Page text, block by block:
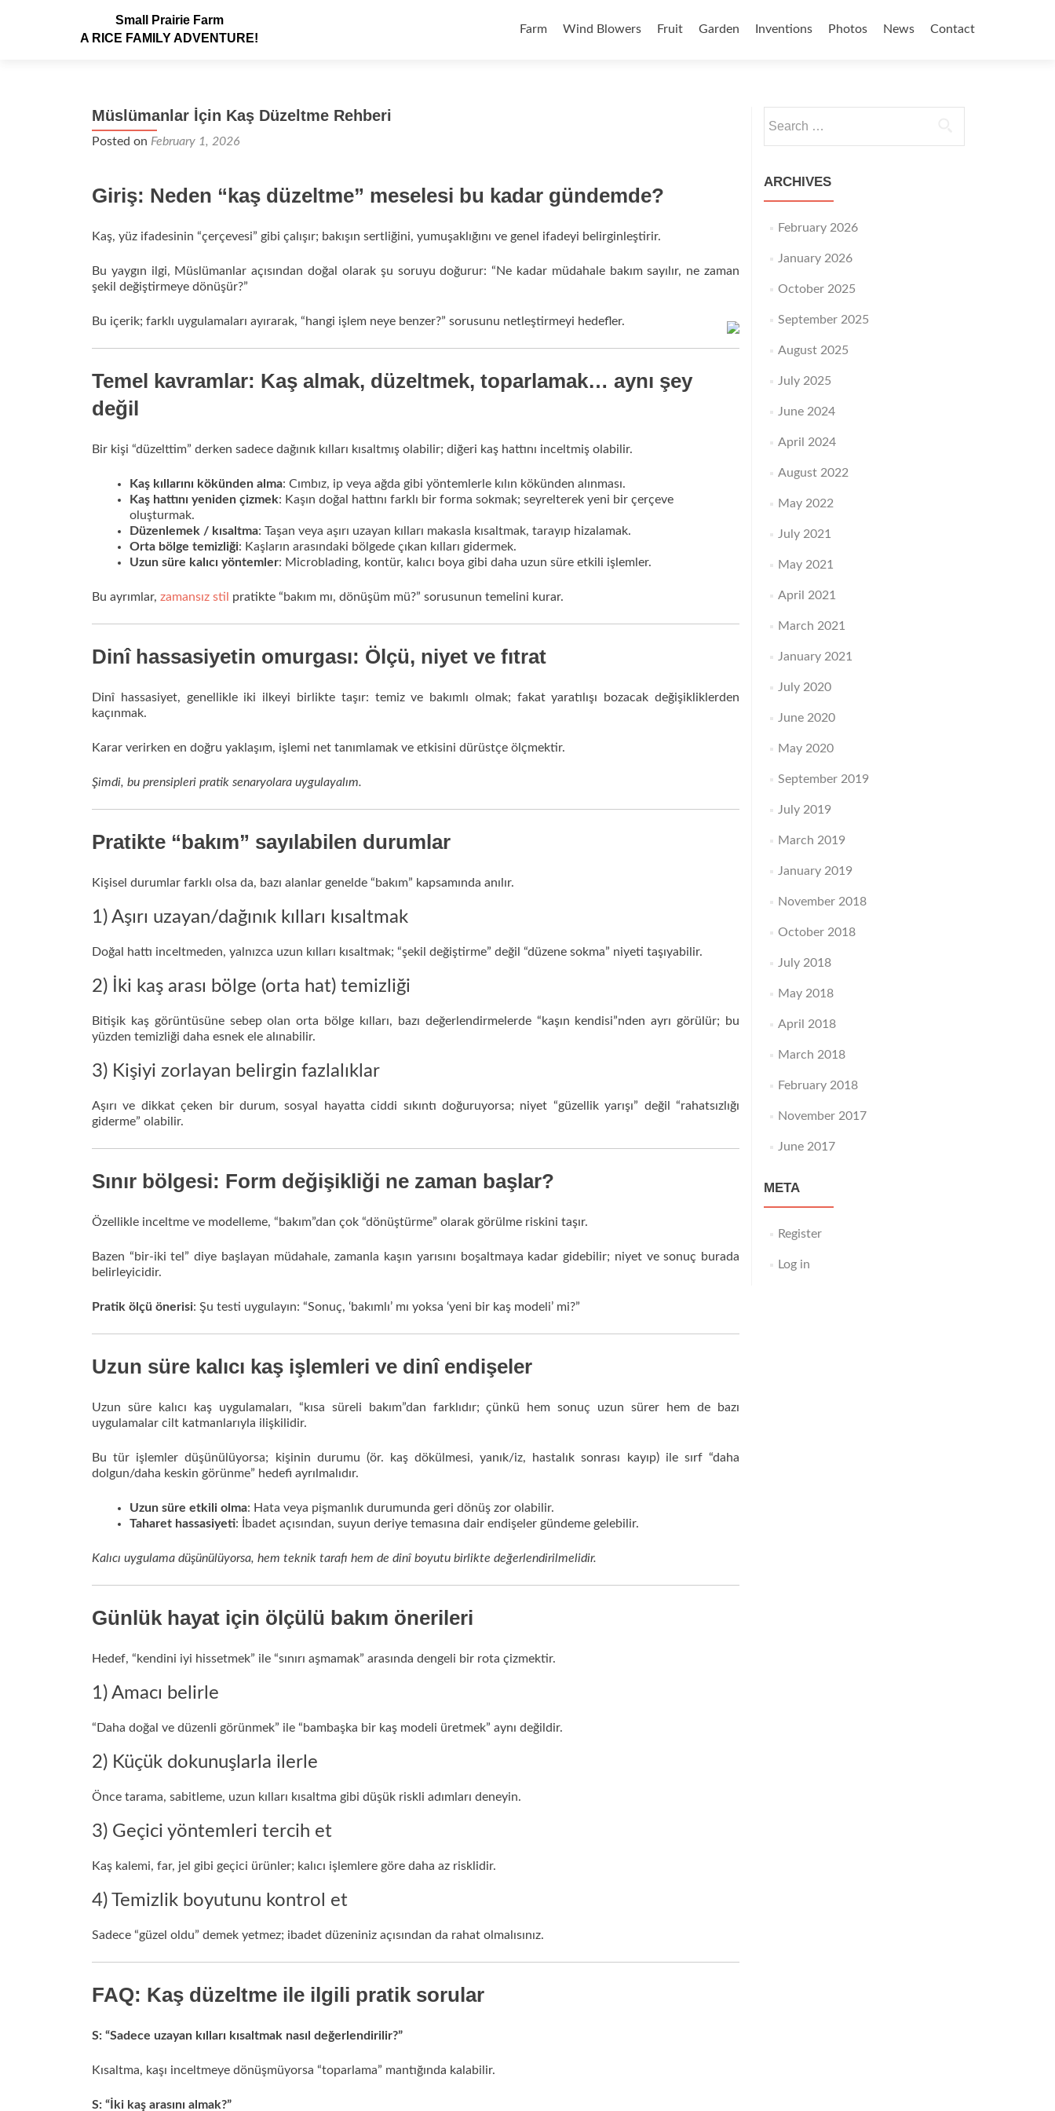
Small Prairie Farm
A RICE FAMILY ADVENTURE!
Farm
Wind Blowers Fruit Garden Inventions Photos News Contact
Müslümanlar İçin Kaş Düzeltme Rehberi
Posted on February 1, 2026
Giriş: Neden “kaş düzeltme” meselesi bu kadar gündemde?
Kaş, yüz ifadesinin “çerçevesi” gibi çalışır; bakışın sertliğini, yumuşaklığını ve genel ifadeyi belirginleştirir.
Bu yaygın ilgi, Müslümanlar açısından doğal olarak şu soruyu doğurur: “Ne kadar müdahale bakım sayılır, ne zaman
şekil değiştirmeye dönüşür?”
Bu içerik; farklı uygulamaları ayırarak, “hangi işlem neye benzer?” sorusunu netleştirmeyi hedefler.
Temel kavramlar: Kaş almak, düzeltmek, toparlamak… aynı şey
değil
Bir kişi “düzelttim” derken sadece dağınık kılları kısaltmış olabilir; diğeri kaş hattını inceltmiş olabilir.
Kaş kıllarını kökünden alma: Cımbız, ip veya ağda gibi yöntemlerle kılın kökünden alınması.
Kaş hattını yeniden çizmek: Kaşın doğal hattını farklı bir forma sokmak; seyrelterek yeni bir çerçeve
oluşturmak.
Düzenlemek / kısaltma: Taşan veya aşırı uzayan kılları makasla kısaltmak, tarayıp hizalamak.
Orta bölge temizliği: Kaşların arasındaki bölgede çıkan kılları gidermek.
Uzun süre kalıcı yöntemler: Microblading, kontür, kalıcı boya gibi daha uzun süre etkili işlemler.
Bu ayrımlar, zamansız stil pratikte “bakım mı, dönüşüm mü?” sorusunun temelini kurar.
Dinî hassasiyetin omurgası: Ölçü, niyet ve fıtrat
Dinî hassasiyet, genellikle iki ilkeyi birlikte taşır: temiz ve bakımlı olmak; fakat yaratılışı bozacak değişikliklerden
kaçınmak.
Karar verirken en doğru yaklaşım, işlemi net tanımlamak ve etkisini dürüstçe ölçmektir.
Şimdi, bu prensipleri pratik senaryolara uygulayalım.
Pratikte “bakım” sayılabilen durumlar
Kişisel durumlar farklı olsa da, bazı alanlar genelde “bakım” kapsamında anılır.
1) Aşırı uzayan/dağınık kılları kısaltmak
Doğal hattı inceltmeden, yalnızca uzun kılları kısaltmak; “şekil değiştirme” değil “düzene sokma” niyeti taşıyabilir.
2) İki kaş arası bölge (orta hat) temizliği
Bitişik kaş görüntüsüne sebep olan orta bölge kılları, bazı değerlendirmelerde “kaşın kendisi”nden ayrı görülür; bu
yüzden temizliği daha esnek ele alınabilir.
3) Kişiyi zorlayan belirgin fazlalıklar
Aşırı ve dikkat çeken bir durum, sosyal hayatta ciddi sıkıntı doğuruyorsa; niyet “güzellik yarışı” değil “rahatsızlığı
giderme” olabilir.
Sınır bölgesi: Form değişikliği ne zaman başlar?
Özellikle inceltme ve modelleme, “bakım”dan çok “dönüştürme” olarak görülme riskini taşır.
Bazen “bir-iki tel” diye başlayan müdahale, zamanla kaşın yarısını boşaltmaya kadar gidebilir; niyet ve sonuç burada
belirleyicidir.
Pratik ölçü önerisi: Şu testi uygulayın: “Sonuç, ‘bakımlı’ mı yoksa ‘yeni bir kaş modeli’ mi?”
Uzun süre kalıcı kaş işlemleri ve dinî endişeler
Uzun süre kalıcı kaş uygulamaları, “kısa süreli bakım”dan farklıdır; çünkü hem sonuç uzun sürer hem de bazı
uygulamalar cilt katmanlarıyla ilişkilidir.
Bu tür işlemler düşünülüyorsa; kişinin durumu (ör. kaş dökülmesi, yanık/iz, hastalık sonrası kayıp) ile sırf “daha
dolgun/daha keskin görünme” hedefi ayrılmalıdır.
Uzun süre etkili olma: Hata veya pişmanlık durumunda geri dönüş zor olabilir.
Taharet hassasiyeti: İbadet açısından, suyun deriye temasına dair endişeler gündeme gelebilir.
Kalıcı uygulama düşünülüyorsa, hem teknik tarafı hem de dinî boyutu birlikte değerlendirilmelidir.
Günlük hayat için ölçülü bakım önerileri
Hedef, “kendini iyi hissetmek” ile “sınırı aşmamak” arasında dengeli bir rota çizmektir.
1) Amacı belirle
“Daha doğal ve düzenli görünmek” ile “bambaşka bir kaş modeli üretmek” aynı değildir.
2) Küçük dokunuşlarla ilerle
Önce tarama, sabitleme, uzun kılları kısaltma gibi düşük riskli adımları deneyin.
3) Geçici yöntemleri tercih et
Kaş kalemi, far, jel gibi geçici ürünler; kalıcı işlemlere göre daha az risklidir.
4) Temizlik boyutunu kontrol et
Sadece “güzel oldu” demek yetmez; ibadet düzeniniz açısından da rahat olmalısınız.
FAQ: Kaş düzeltme ile ilgili pratik sorular
S: “Sadece uzayan kılları kısaltmak nasıl değerlendirilir?”
Kısaltma, kaşı inceltmeye dönüşmüyorsa “toparlama” mantığında kalabilir.
S: “İki kaş arasını almak?”
ARCHIVES
February 2026
January 2026
October 2025
September 2025
August 2025
July 2025
June 2024
April 2024
August 2022
May 2022
July 2021
May 2021
April 2021
March 2021
January 2021
July 2020
June 2020
May 2020
September 2019
July 2019
March 2019
January 2019
November 2018
October 2018
July 2018
May 2018
April 2018
March 2018
February 2018
November 2017
June 2017
META
Register
Log in